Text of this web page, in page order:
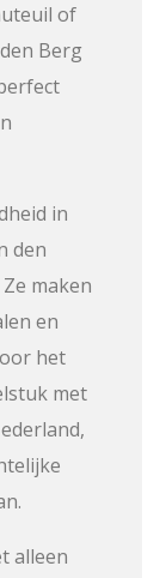
of
Berg
in
den
maken
en
het
met
alleen